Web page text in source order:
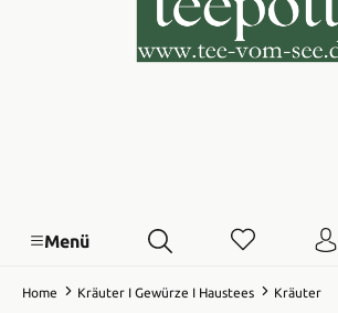
Menü
Home Kräuter I Gewürze I Haustees Kräuter